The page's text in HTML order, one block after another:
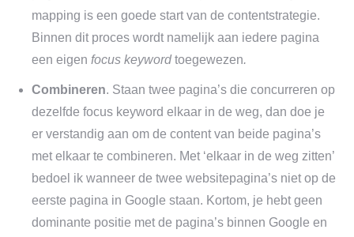
mapping is een goede start van de contentstrategie.
Binnen dit proces wordt namelijk aan iedere pagina
een eigen focus keywordtoegewezen.
Combineren. Staan twee pagina’s die concurreren op
dezelfde focus keyword elkaar in de weg, dan doe je
er verstandig aan om de content van beide pagina’s
met elkaar te combineren. Met ‘elkaar in de weg zitten’
bedoel ik wanneer de twee websitepagina’s niet op de
eerste pagina in Google staan. Kortom, je hebt geen
dominante positie met de pagina’s binnen Google en